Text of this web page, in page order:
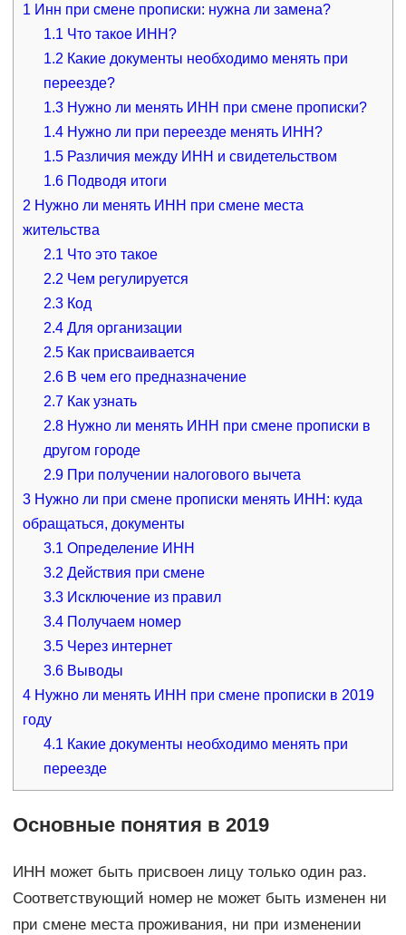
1 Инн при смене прописки: нужна ли замена?
1.1 Что такое ИНН?
1.2 Какие документы необходимо менять при
переезде?
1.3 Нужно ли менять ИНН при смене прописки?
1.4 Нужно ли при переезде менять ИНН?
1.5 Различия между ИНН и свидетельством
1.6 Подводя итоги
2 Нужно ли менять ИНН при смене места
жительства
2.1 Что это такое
2.2 Чем регулируется
2.3 Код
2.4 Для организации
2.5 Как присваивается
2.6 В чем его предназначение
2.7 Как узнать
2.8 Нужно ли менять ИНН при смене прописки в
другом городе
2.9 При получении налогового вычета
3Нужно ли при смене прописки менять ИНН: куда
обращаться, документы
3.1 Определение ИНН
3.2 Действия при смене
3.3 Исключение из правил
3.4 Получаем номер
3.5 Через интернет
3.6 Выводы
4Нужно ли менять ИНН при смене прописки в 2019
году
4.1 Какие документы необходимо менять при
переезде
Основные понятия в 2019
ИНН может быть присвоен лицу только один раз.
Соответствующий номер не может быть изменен ни
при смене места проживания, ни при изменении